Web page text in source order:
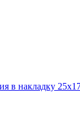
в накладку